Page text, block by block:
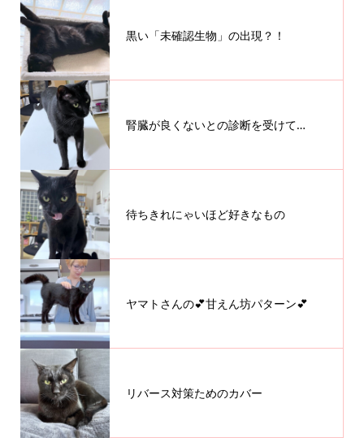
黒い「未確認生物」の出現？！
腎臓が良くないとの診断を受けて…
待ちきれにゃいほど好きなもの
ヤマトさんの💕甘えん坊パターン💕
リバース対策ためのカバー